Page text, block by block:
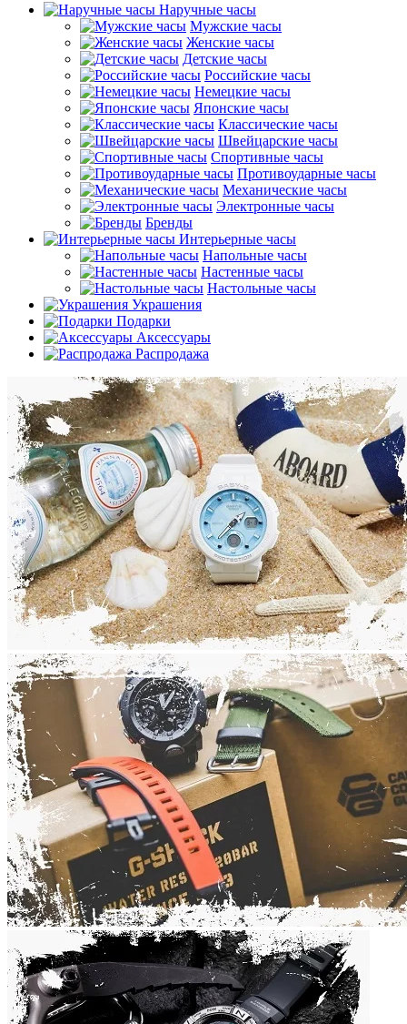
Наручные часы
Мужские часы
Женские часы
Детские часы
Российские часы
Немецкие часы
Японские часы
Классические часы
Швейцарские часы
Спортивные часы
Противоударные часы
Механические часы
Электронные часы
Бренды
Интерьерные часы
Напольные часы
Настенные часы
Настольные часы
Украшения
Подарки
Аксессуары
Распродажа